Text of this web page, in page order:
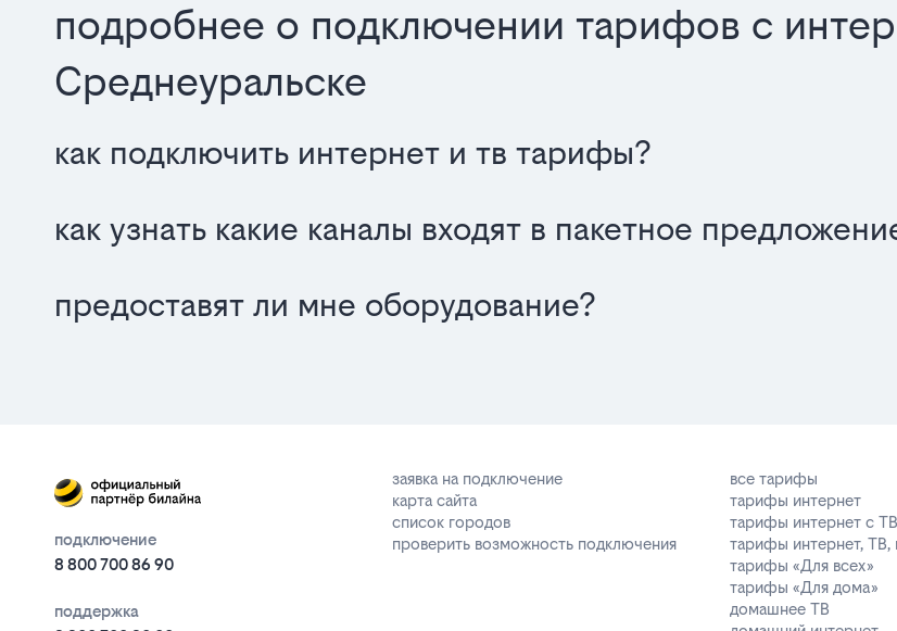
подробнее о подключении тарифов с
Среднеуральске
как подключить интернет и тв тарифы?
как узнать какие каналы входят в пакетное
предоставят ли мне оборудование?
подключение
8 800 700 86 90
поддержка
заявка на подключение
карта сайта
список городов
проверить возможность подключения
все тарифы
тарифы интернет
тарифы интернет с ТВ
тарифы интернет, ТВ,
тарифы «Для всех»
тарифы «Для дома»
домашнее ТВ